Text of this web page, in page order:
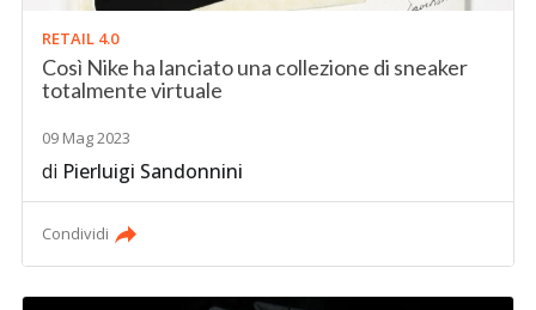
RETAIL 4.0
Così Nike ha lanciato una collezione di sneaker
totalmente virtuale
09 Mag 2023
di Pierluigi Sandonnini
Condividi